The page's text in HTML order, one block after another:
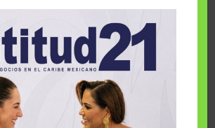
inspira; cumplen
Mayakoba y Make-A-Wish